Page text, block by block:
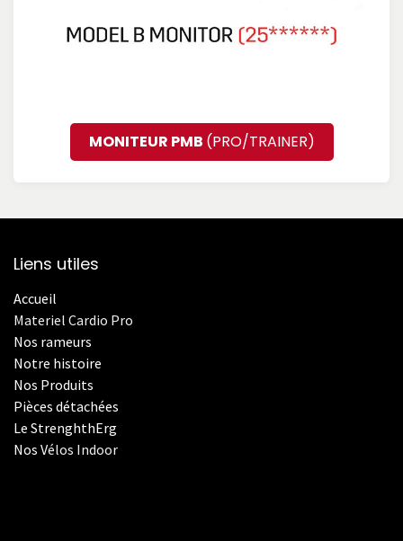
MONITEUR PMB (PRO/TRAINER)
Liens utiles
Accueil
Materiel Cardio Pro
Nos rameurs
Notre histoire
Nos Produits
Pièces détachées
Le StrenghthErg
Nos Vélos Indoor